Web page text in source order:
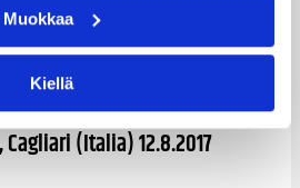
Muokkaa
Kiellä
Prahassa perjantaina 18.
(19-25, 37-54, 64-69),
(Italia) 12.8.2017